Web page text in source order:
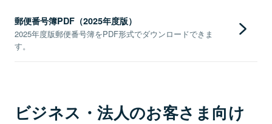
郵便番号簿PDF（2025年度版）
2025年度版郵便番号簿をPDF形式でダウンロードできま
す。
ビジネス・法人のお客さま向け